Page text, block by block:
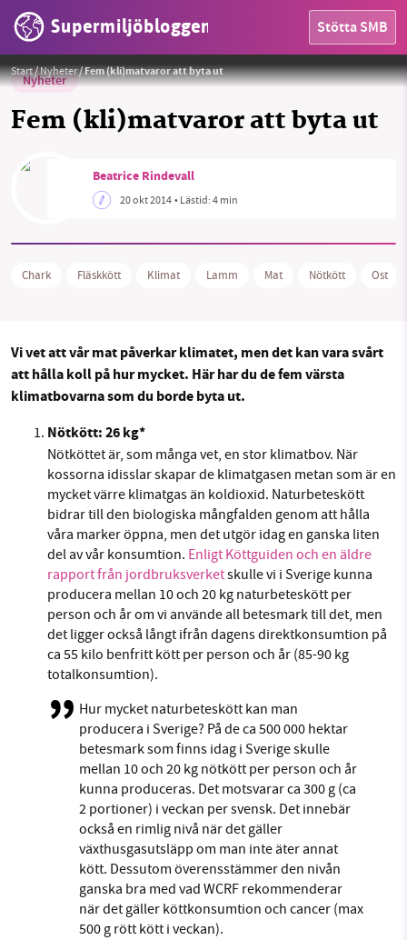
Supermiljöbloggen Stötta SMB
HEM
Facebook Instagram BlueSky
Threads LinkedIn
Start/Nyheter/Fem (kli)matvaror att byta ut
Nyheter
Fem (kli)matvaror att byta ut
Siffror från Mat-klimat-listan
Beatrice Rindevall
20 okt 2014• Lästid:4 min
Chark Fläskkött Klimat Lamm Mat Nötkött Ost
Vi vet att vår mat påverkar klimatet, men det kan vara svårt
att hålla koll på hur mycket. Här har du de fem värsta
klimatbovarna som du borde byta ut.
Nötkött: 26 kg*
Nötköttet är, som många vet, en stor klimatbov. När
kossorna idisslar skapar de klimatgasen metan som är en
mycket värre klimatgas än koldioxid. Naturbeteskött
bidrar till den biologiska mångfalden genom att hålla
våra marker öppna, men det utgör idag en ganska liten
del av vår konsumtion. Enligt Köttguiden och en äldre
rapport från jordbruksverketskulle vi i Sverige kunna
producera mellan 10 och 20 kg naturbeteskött per
person och år om vi använde all betesmark till det, men
det ligger också långt ifrån dagens direktkonsumtion på
ca 55 kilo benfritt kött per person och år (85-90 kg
totalkonsumtion).
Hur mycket naturbeteskött kan man
producera i Sverige? På de ca 500 000 hektar
betesmark som finns idag i Sverige skulle
mellan 10 och 20 kg nötkött per person och år
kunna produceras. Det motsvarar ca 300 g (ca
2 portioner) i veckan per svensk. Det innebär
också en rimlig nivå när det gäller
växthusgasutsläpp om man inte äter annat
kött. Dessutom överensstämmer den nivån
ganska bra med vad WCRF rekommenderar
när det gäller köttkonsumtion och cancer (max
500 g rött kött i veckan).
SMB kämpar för en hållbar framtid. Sedan
starten 2010 har vår ideella redaktion drivit
miljödebatten framåt genom
nyhetsbevakning och granskningar. Nu vill vi
utveckla vårt arbete – och vi hoppas att du
vill hjälpa oss.
Stötta vårt arbete genom att swisha en slant till
1231368703
Läs vad vi vill göra